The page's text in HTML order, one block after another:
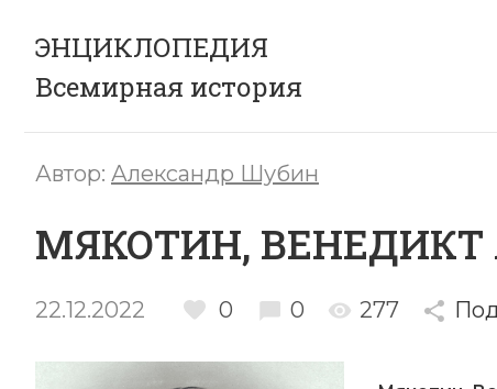
ЭНЦИКЛОПЕДИЯ
Всемирная история
Автор: Александр Шубин
МЯКОТИН,
22.12.2022 0 0 277